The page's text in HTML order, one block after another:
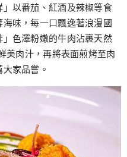
以番茄、紅酒及辣椒等食
味，每一口飄逸著浪漫國
色澤粉嫩的牛肉沾裹天然
美肉汁，再將表面煎烤至肉
家品嘗。